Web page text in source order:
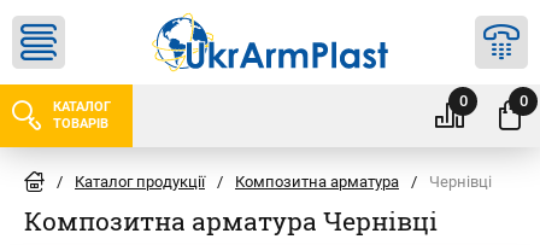
КАТАЛОГ
ТОВАРІВ
0 0
/ Каталог продукції / Композитна арматура / Чернівці
Композитна арматура Чернівці